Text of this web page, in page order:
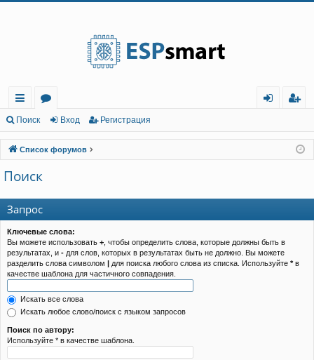
с
ы
лк
и
ру
м
ы
д
ис
тр
Поиск Вход Регистрация
Список форумов
Поиск
Запрос
Ключевые слова:
Вы можете использовать + , чтобы определить слова, которые должны быть в
результатах, и - для слов, которых в результатах быть не должно. Вы можете
разделить слова символом | для поиска любого слова из списка. Используйте *в
качестве шаблона для частичного совпадения.
Искать все слова
Искать любое слово/поиск с языком запросов
Поиск по автору:
Используйте * в качестве шаблона.